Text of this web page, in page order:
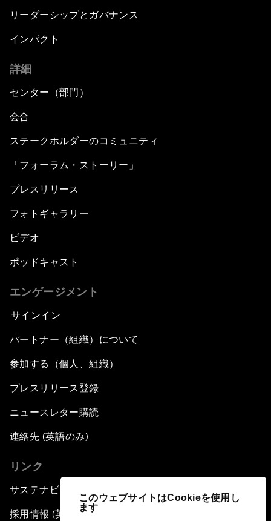
このウェブサイトはCookieを使用し
ます
リーダーシップとガバナンス
インパクト
詳細
センター（部門）
会合
ステークホルダーのコミュニティ
「フォーラム・ストーリー」
プレスリリース
フォトギャラリー
ビデオ
ポッドキャスト
エンゲージメント
サインイン
パートナー（組織）について
参加する（個人、組織）
プレスリリース登録
ニュースレター購読
連絡先 (英語のみ)
リンク
サステナビリティへの取り組み
採用情報 (英語のみ)